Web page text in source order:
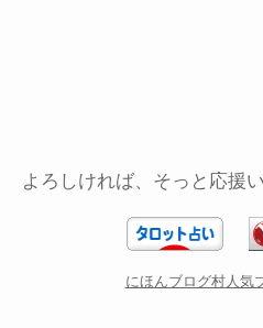
よろしければ、そっと応援
にほんブログ村人気